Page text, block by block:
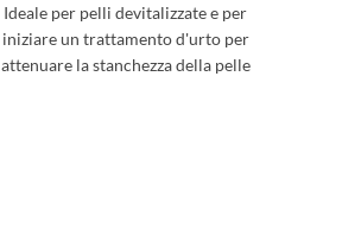
Ideale per pelli devitalizzate e per
iniziare un trattamento d'urto per
attenuare la stanchezza della pelle